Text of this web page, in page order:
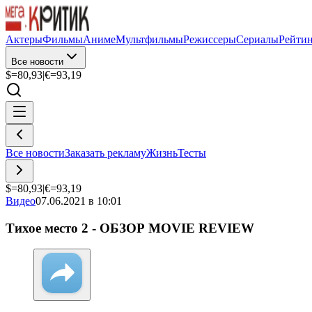
АктерыФильмыАнимеМультфильмыРежиссерыСериалы
Все новости
$=80,93|€=93,19
Все новостиЗаказать рекламуЖизньТесты
$=80,93|€=93,19
Видео07.06.2021 в 10:01
Тихое место 2 - ОБЗОР MOVIE REVIEW